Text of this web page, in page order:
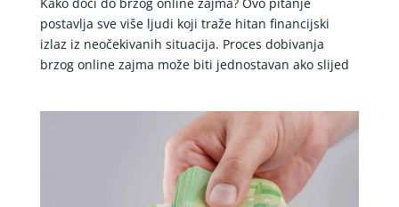
postavlja sve više ljudi koji traže hitan financijski
izlaz iz neočekivanih situacija. Proces dobivanja
brzog online zajma može biti jednostavan ako slijed